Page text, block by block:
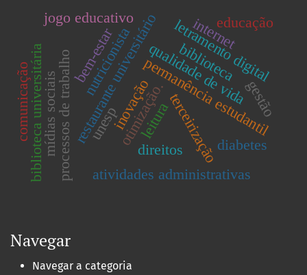
restaurante universitário
nutricionista
terceirização
permanência estudantil
otimização.
processos de trabalho atividades administrativas
bem-estar qualidade de vida
biblioteca
jogo educativo letramento digital
leitura
mídias sociais
biblioteca universitária
interneteducação
direitos
unesp
gestão
inovação
comunicação
diabetes
Navegar
Navegar a categoria